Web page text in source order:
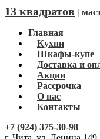
13 квадратов |
Главная
Кухни
Шкафы-купе
Доставка и
Акции
Рассрочка
О нас
Контакты
+7 (924) 375-30-98